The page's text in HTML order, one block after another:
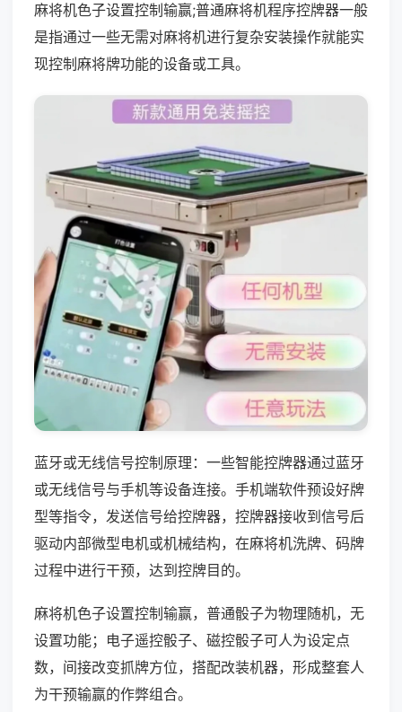
麻将机色子设置控制输赢;普通麻将机程序控牌器一般
是指通过一些无需对麻将机进行复杂安装操作就能实
现控制麻将牌功能的设备或工具。
蓝牙或无线信号控制原理：一些智能控牌器通过蓝牙
或无线信号与手机等设备连接。手机端软件预设好牌
型等指令，发送信号给控牌器，控牌器接收到信号后
驱动内部微型电机或机械结构，在麻将机洗牌、码牌
过程中进行干预，达到控牌目的。
麻将机色子设置控制输赢，普通骰子为物理随机，无
设置功能；电子遥控骰子、磁控骰子可人为设定点
数，间接改变抓牌方位，搭配改装机器，形成整套人
为干预输赢的作弊组合。